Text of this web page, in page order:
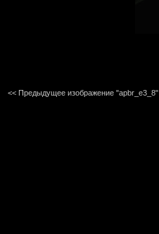
<< Предыдущее изображение "apbr_e3_8"